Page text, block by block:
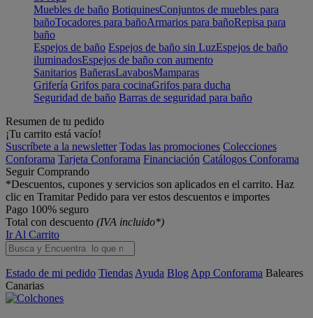
Muebles de baño BotiquinesConjuntos de muebles para
bañoTocadores para bañoArmarios para bañoRepisa para
baño
Espejos de baño Espejos de baño sin LuzEspejos de baño
iluminadosEspejos de baño con aumento
Sanitarios BañerasLavabosMamparas
Grifería Grifos para cocinaGrifos para ducha
Seguridad de baño Barras de seguridad para baño
Resumen de tu pedido
¡Tu carrito está vacío!
Suscríbete a la newsletter Todas las promociones Colecciones
Conforama Tarjeta Conforama Financiación Catálogos Conforama
Seguir Comprando
*Descuentos, cupones y servicios son aplicados en el carrito. Haz
clic en Tramitar Pedido para ver estos descuentos e importes
Pago 100% seguro
Total con descuento (IVA incluido*)
Ir Al Carrito
Estado de mi pedido Tiendas Ayuda Blog App Conforama Baleares
Canarias